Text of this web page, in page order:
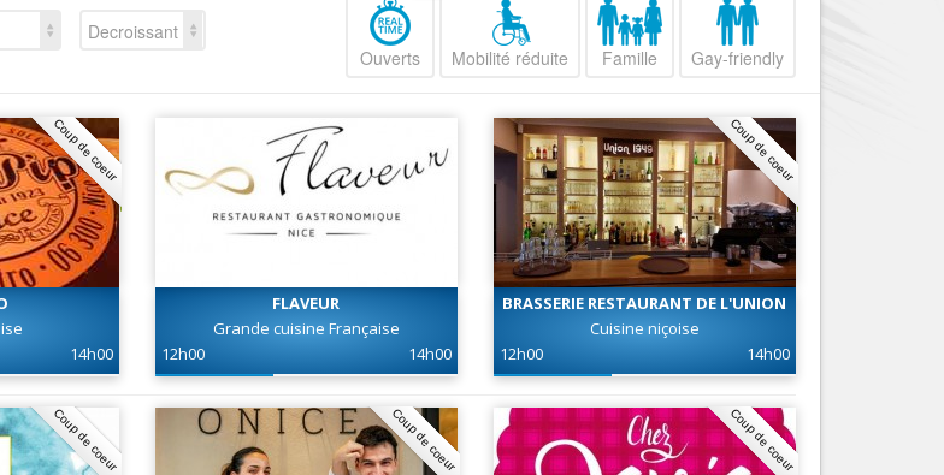
Sortir
Restaurants, ...
Mode, ...
Loisirs
Plages, sports, ...
Services
Tourisme, ...
Nice le Vieux Nice
Nice le Coeur de Ville
Nice le petit Marais Niçois
Nice la plaine du Var
Nice le Carré d’Or
Nice Aéroport
Decroissant
Ouverts
Mobilité réduite Famille Gay-friendly
Coup de coeur
14h00
FLAVEUR
Grande cuisine Française
12h00
14h00
Coup de coeur
BRASSERIE RESTAURANT DE L'UNION
Cuisine niçoise
12h00
14h00
Coup de coeur Coup de coeur Coup de coeur